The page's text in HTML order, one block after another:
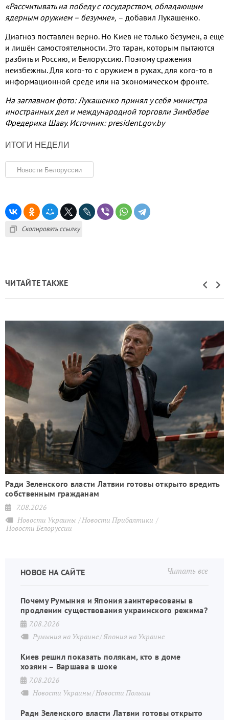
«Рассчитывать на победу с государством, обладающим
ядерным оружием – безумие», – добавил Лукашенко.
Диагноз поставлен верно. Но Киев не только безумен, а ещё
и лишён самостоятельности. Это таран, которым пытаются
разбить и Россию, и Белоруссию. Поэтому сражения
неизбежны. Для кого-то с оружием в руках, для кого-то в
информационной среде или на экономическом фронте.
На заглавном фото: Лукашенко принял у себя министра
иностранных дел и международной торговли Зимбабве
Фредерика Шаву. Источник: president.gov.by
ИТОГИ НЕДЕЛИ
Новости Белоруссии
Скопировать ссылку
ЧИТАЙТЕ ТАКЖЕ
Ради Зеленского власти Латвии готовы открыто вредить
собственным гражданам
7.08.2026
Новости Украины
Новости Прибалтики
Новости Белоруссии
Читать все
НОВОЕ НА САЙТЕ
Почему Румыния и Япония заинтересованы в
продлении существования украинского режима?
7.08.2026
Румыния на Украине Япония на Украине
Киев решил показать полякам, кто в доме
хозяин – Варшава в шоке
7.08.2026
Новости Украины Новости Польши
Ради Зеленского власти Латвии готовы открыто